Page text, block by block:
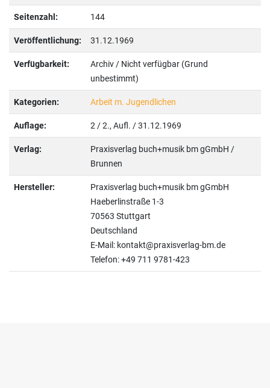
Seitenzahl: 144
Veröffentlichung: 31.12.1969
Verfügbarkeit:
Archiv / Nicht verfügbar (Grund
unbestimmt)
Kategorien: Arbeit m. Jugendlichen
Auflage: 2 / 2., Aufl. / 31.12.1969
Verlag:
Praxisverlag buch+musik bm gGmbH /
Brunnen
Hersteller:
Praxisverlag buch+musik bm gGmbH
Haeberlinstraße 1-3
70563 Stuttgart
Deutschland
E-Mail: kontakt@praxisverlag-bm.de
Telefon: +49 711 9781-423